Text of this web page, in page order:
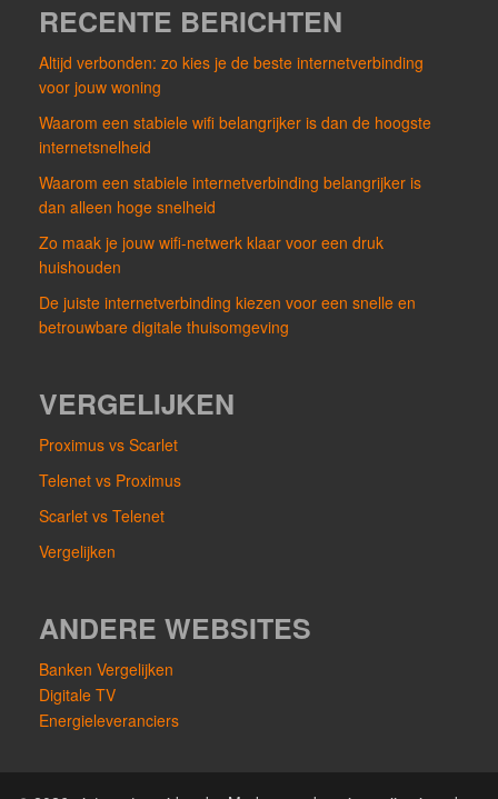
RECENTE BERICHTEN
Altijd verbonden: zo kies je de beste internetverbinding
voor jouw woning
Waarom een stabiele wifi belangrijker is dan de hoogste
internetsnelheid
Waarom een stabiele internetverbinding belangrijker is
dan alleen hoge snelheid
Zo maak je jouw wifi-netwerk klaar voor een druk
huishouden
De juiste internetverbinding kiezen voor een snelle en
betrouwbare digitale thuisomgeving
VERGELIJKEN
Proximus vs Scarlet
Telenet vs Proximus
Scarlet vs Telenet
Vergelijken
ANDERE WEBSITES
Banken Vergelijken
Digitale TV
Energieleveranciers